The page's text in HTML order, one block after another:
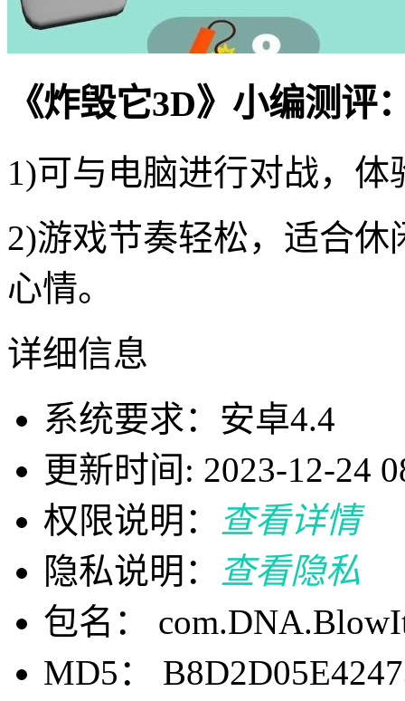
《炸毁它3D》小编测评
1)可与电脑进行对战，
2)游戏节奏轻松，适合
心情。
详细信息
系统要求：安卓4.4
更新时间: 2023-12-24
权限说明：
查看详情
隐私说明：
查看隐私
包名：
MD5：